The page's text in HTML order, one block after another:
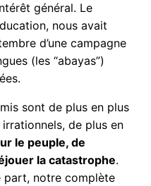
général. Le
nous avait
d’une campagne
(les “abayas”)
sont de plus en plus
de plus en
le peuple, de
la catastrophe.
part, notre complète